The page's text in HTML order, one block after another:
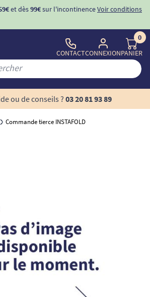
et dès99€sur l'incontinenceVoir conditions
CONTACTCONNEXION
0
PANIER
ou de conseils ? 03 20 81 93 89
Commande tierce INSTAFOLD